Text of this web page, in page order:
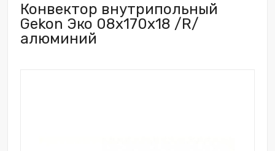
Конвектор внутрипольный
Gekon Эко 08х170х18 /R/
алюминий